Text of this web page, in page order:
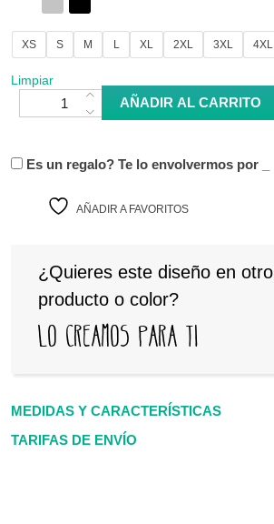
XS S M L XL 2XL 3XL 4XL
Limpiar
Camiseta Tarjetón cantidad
AÑADIR AL CARRITO
Es un regalo? Te lo envolvermos por
AÑADIR A FAVORITOS
¿Quieres este diseño en otro
producto o color?
Lo creamos para ti
MEDIDAS Y CARACTERÍSTICAS
TARIFAS DE ENVÍO